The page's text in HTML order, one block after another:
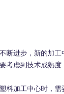
进步，新的加工
考虑到技术成熟度
加工中心时，需